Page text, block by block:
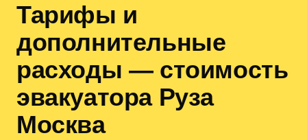
Тарифы и
дополнительные
расходы — стоимость
эвакуатора Руза
Москва